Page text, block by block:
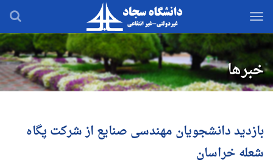
رفتن
محتوای
اصلی
خبرها
بازدید دانشجویان مهندسی صنایع از شرکت پگاه
شعله خراسان